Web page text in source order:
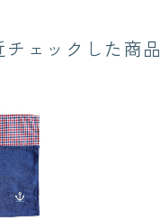
チェックした商品